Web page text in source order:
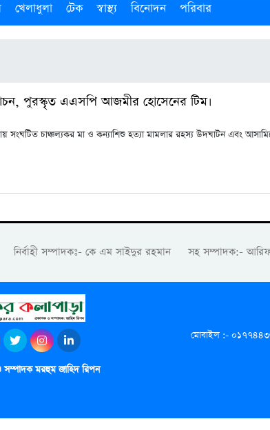
খেলাধুলা টেক স্বাস্থ্য বিনোদন পরিবার
পুরস্কৃত এএসপি আজমীর হোসেনের টিম।
চাঞ্চল্যকর মা ও কন্যাশিশু হত্যা মামলার রহস্য উদঘাটন এবং
সম্পাদকঃ- কে এম সাইদুর রহমান সহ সম্পাদক:-
সম্পাদক মরহুম জাহিদ রিপন
মোবাইল :-